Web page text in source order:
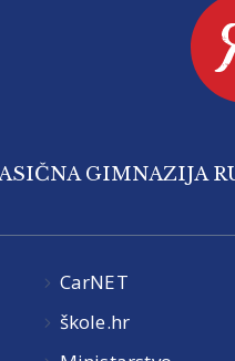
GIMNAZIJA
CarNET
škole.hr